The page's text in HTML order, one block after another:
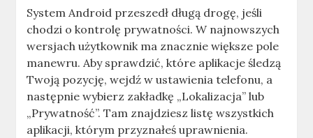
System Android przeszedł długą drogę, jeśli
chodzi o kontrolę prywatności. W najnowszych
wersjach użytkownik ma znacznie większe pole
manewru. Aby sprawdzić, które aplikacje śledzą
Twoją pozycję, wejdź w ustawienia telefonu, a
następnie wybierz zakładkę „Lokalizacja” lub
„Prywatność”. Tam znajdziesz listę wszystkich
aplikacji, którym przyznałeś uprawnienia.